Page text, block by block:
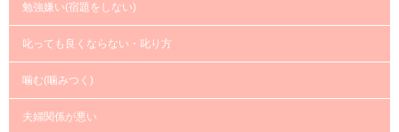
勉強嫌い(宿題をしない)
叱っても良くならない・叱り方
噛む(噛みつく)
夫婦関係が悪い